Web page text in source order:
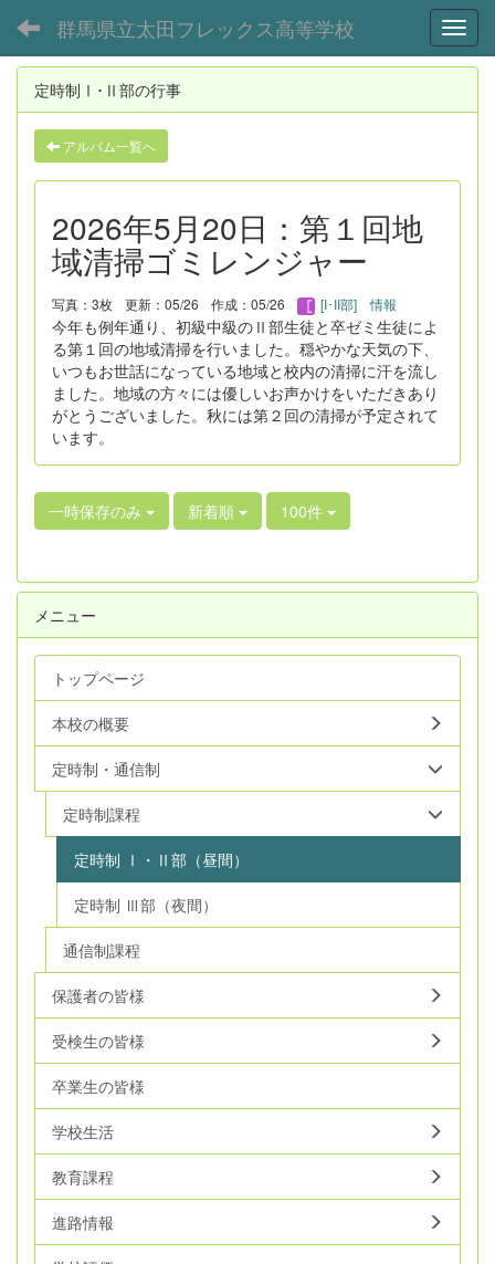
群馬県立太田フレックス高等学校
定時制Ⅰ･Ⅱ部の行事
アルバム一覧へ
2026年5月20日：第１回地
域清掃ゴミレンジャー
写真：3枚 更新：05/26 作成：05/26 [I･II部] 情報
今年も例年通り、初級中級のⅡ部生徒と卒ゼミ生徒によ
る第１回の地域清掃を行いました。穏やかな天気の下、
いつもお世話になっている地域と校内の清掃に汗を流し
ました。地域の方々には優しいお声かけをいただきあり
がとうございました。秋には第２回の清掃が予定されて
います。
一時保存のみ 新着順 100件
メニュー
トップページ
本校の概要
定時制・通信制
定時制課程
定時制 Ⅰ・Ⅱ部（昼間）
定時制 Ⅲ部（夜間）
通信制課程
保護者の皆様
受検生の皆様
卒業生の皆様
学校生活
教育課程
進路情報